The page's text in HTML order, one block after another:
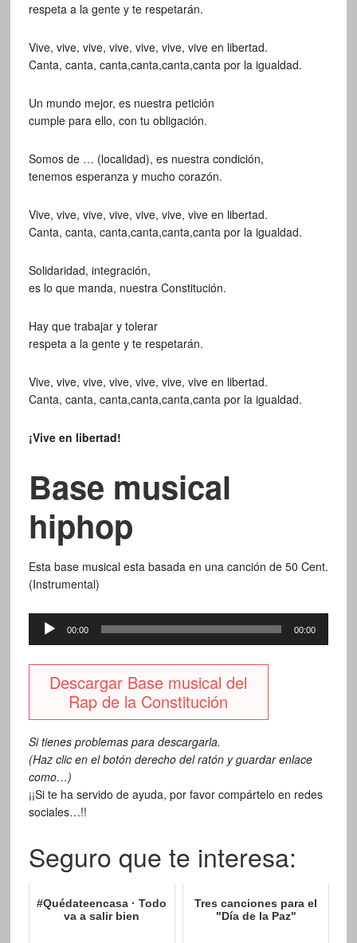
respeta a la gente y te respetarán.
Vive, vive, vive, vive, vive, vive, vive en libertad.
Canta, canta, canta,canta,canta,canta por la igualdad.
Un mundo mejor, es nuestra petición
cumple para ello, con tu obligación.
Somos de … (localidad), es nuestra condición,
tenemos esperanza y mucho corazón.
Vive, vive, vive, vive, vive, vive, vive en libertad.
Canta, canta, canta,canta,canta,canta por la igualdad.
Solidaridad, integración,
es lo que manda, nuestra Constitución.
Hay que trabajar y tolerar
respeta a la gente y te respetarán.
Vive, vive, vive, vive, vive, vive, vive en libertad.
Canta, canta, canta,canta,canta,canta por la igualdad.
¡Vive en libertad!
Base musical
hiphop
Esta base musical esta basada en una canción de 50 Cent.
(Instrumental)
Reproductor
00:00 00:00
Descargar Base musical del
Rap de la Constitución
Si tienes problemas para descargarla.
(Haz clic en el botón derecho del ratón y guardar enlace
como…)
¡¡Si te ha servido de ayuda, por favor compártelo en redes
sociales…!!
Seguro que te interesa:
#Quédateencasa · Todo
va a salir bien
Tres canciones para el
"Día de la Paz"